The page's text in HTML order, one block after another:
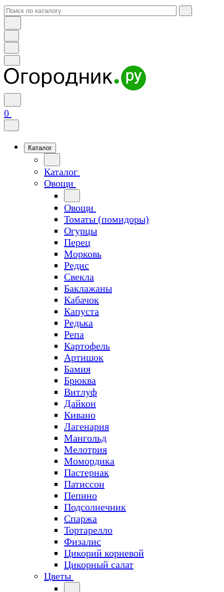
0
Каталог
Каталог
Овощи
Овощи
Томаты (помидоры)
Огурцы
Перец
Морковь
Редис
Свекла
Баклажаны
Кабачок
Капуста
Редька
Репа
Картофель
Артишок
Бамия
Брюква
Витлуф
Дайкон
Кивано
Лагенария
Мангольд
Мелотрия
Момордика
Пастернак
Патиссон
Пепино
Подсолнечник
Спаржа
Тортарелло
Физалис
Цикорий корневой
Цикорный салат
Цветы